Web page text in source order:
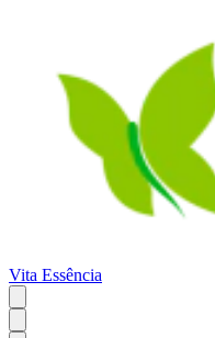
Vita Essência